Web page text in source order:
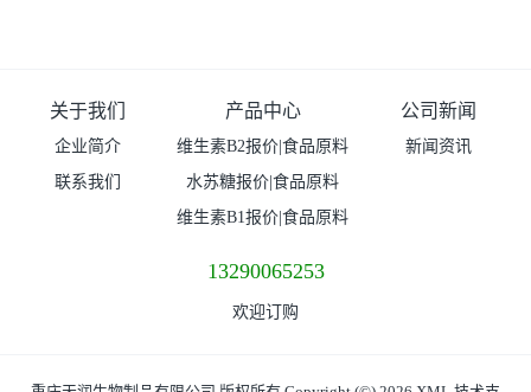
关于我们
企业简介
联系我们
产品中心
维生素B2报价|食品原料
水苏糖报价|食品原料
维生素B1报价|食品原料
公司新闻
新闻资讯
13290065253
欢迎订购